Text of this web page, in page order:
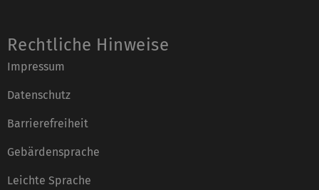
Rechtliche Hinweise
Impressum
Datenschutz
Barrierefreiheit
Gebärdensprache
Leichte Sprache